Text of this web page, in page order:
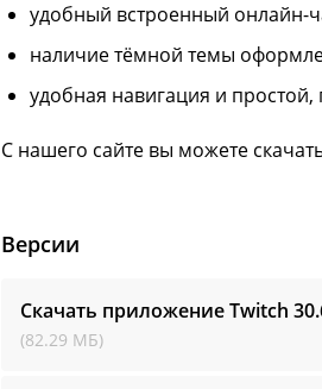
удобный встроенный онлайн-
наличие тёмной темы
удобная навигация и
С нашего сайте вы можете
Версии
Скачать приложение Twitch
(82.29 МБ)